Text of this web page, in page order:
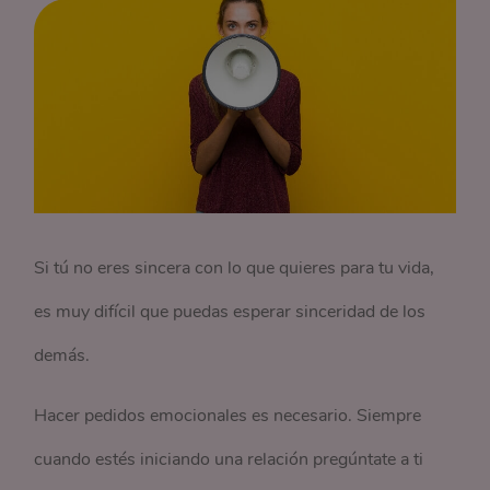
Si tú no eres sincera con lo que quieres para tu vida,
es muy difícil que puedas esperar sinceridad de los
demás.
Hacer pedidos emocionales es necesario. Siempre
cuando estés iniciando una relación pregúntate a ti